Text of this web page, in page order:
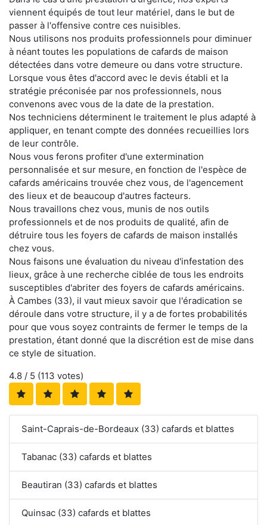
viennent équipés de tout leur matériel, dans le but de
passer à l'offensive contre ces nuisibles.
Nous utilisons nos produits professionnels pour diminuer
à néant toutes les populations de cafards de maison
détectées dans votre demeure ou dans votre structure.
Lorsque vous êtes d'accord avec le devis établi et la
stratégie préconisée par nos professionnels, nous
convenons avec vous de la date de la prestation.
Nos techniciens déterminent le traitement le plus adapté à
appliquer, en tenant compte des données recueillies lors
de leur contrôle.
Nous vous ferons profiter d'une extermination
personnalisée et sur mesure, en fonction de l'espèce de
cafards américains trouvée chez vous, de l'agencement
des lieux et de beaucoup d'autres facteurs.
Nous travaillons chez vous, munis de nos outils
professionnels et de nos produits de qualité, afin de
détruire tous les foyers de cafards de maison installés
chez vous.
Nous faisons une évaluation du niveau d'infestation des
lieux, grâce à une recherche ciblée de tous les endroits
susceptibles d'abriter des foyers de cafards américains.
À Cambes (33), il vaut mieux savoir que l'éradication se
déroule dans votre structure, il y a de fortes probabilités
pour que vous soyez contraints de fermer le temps de la
prestation, étant donné que la discrétion est de mise dans
ce style de situation.
4.8 / 5 (113 votes)
Saint-Caprais-de-Bordeaux (33) cafards et blattes
Tabanac (33) cafards et blattes
Beautiran (33) cafards et blattes
Quinsac (33) cafards et blattes